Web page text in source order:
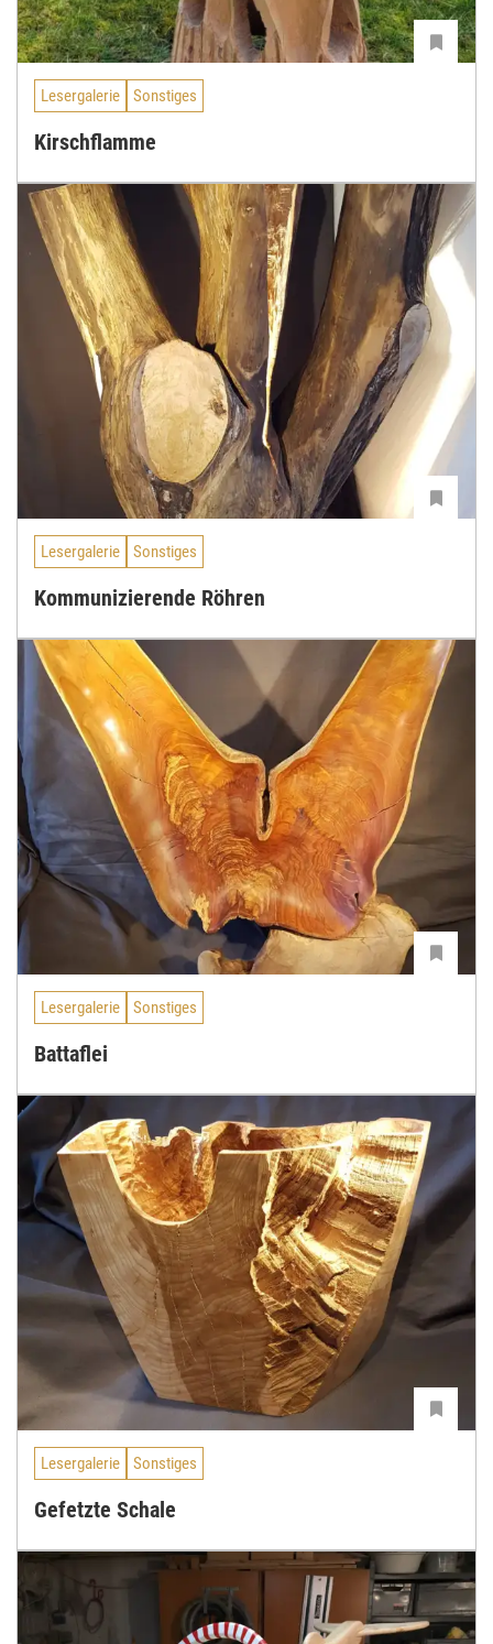
Lesergalerie Sonstiges
Kirschflamme
Lesergalerie Sonstiges
Kommunizierende Röhren
Lesergalerie Sonstiges
Battaflei
Lesergalerie Sonstiges
Gefetzte Schale